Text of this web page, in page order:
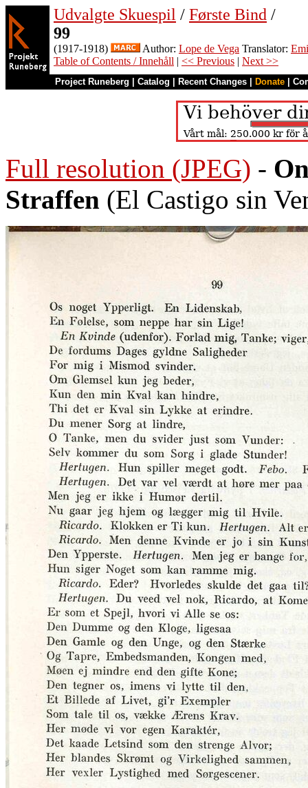
Udvalgte Skuespil / Første Bind /
99
(1917-1918) Author: Lope de Vega Translator:
Table of Contents / Innehåll | << Previous | Next >>
Project Runeberg Catalog Recent Changes Donate
Full resolution (JPEG) -
Straffen (El Castigo sin